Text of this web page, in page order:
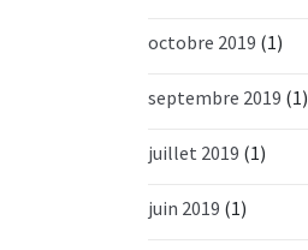
octobre 2019 (1)
septembre 2019 (1)
juillet 2019 (1)
juin 2019 (1)